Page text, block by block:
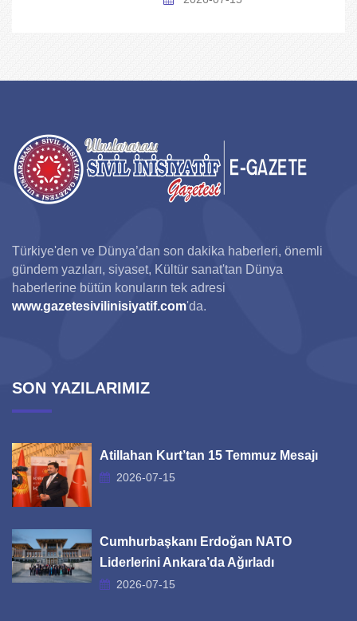
Türkiye'den ve Dünya’dan son dakika haberleri, önemli
gündem yazıları, siyaset, Kültür sanat'tan Dünya
haberlerine bütün konuların tek adresi
www.gazetesivilinisiyatif.com'da.
SON YAZILARIMIZ
Atillahan Kurt’tan 15 Temmuz Mesajı
2026-07-15
Cumhurbaşkanı Erdoğan NATO
Liderlerini Ankara’da Ağırladı
2026-07-15